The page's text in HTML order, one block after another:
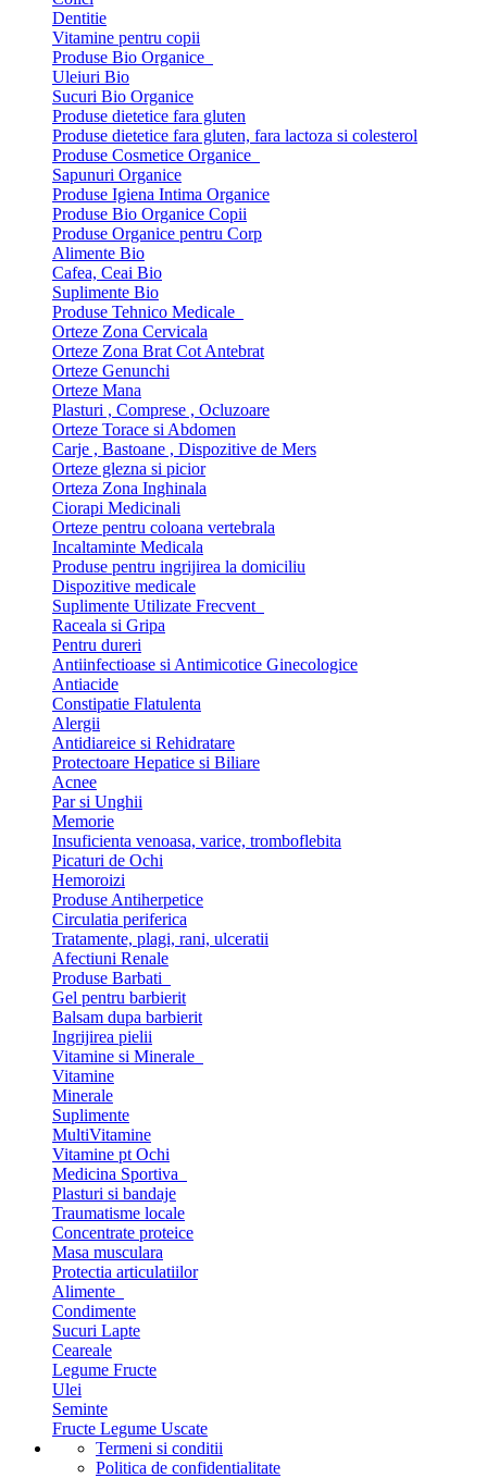
Dentitie
Vitamine pentru copii
Produse Bio Organice
Uleiuri Bio
Sucuri Bio Organice
Produse dietetice fara gluten
Produse dietetice fara gluten, fara lactoza si colesterol
Produse Cosmetice Organice
Sapunuri Organice
Produse Igiena Intima Organice
Produse Bio Organice Copii
Produse Organice pentru Corp
Alimente Bio
Cafea, Ceai Bio
Suplimente Bio
Produse Tehnico Medicale
Orteze Zona Cervicala
Orteze Zona Brat Cot Antebrat
Orteze Genunchi
Orteze Mana
Plasturi , Comprese , Ocluzoare
Orteze Torace si Abdomen
Carje , Bastoane , Dispozitive de Mers
Orteze glezna si picior
Orteza Zona Inghinala
Ciorapi Medicinali
Orteze pentru coloana vertebrala
Incaltaminte Medicala
Produse pentru ingrijirea la domiciliu
Dispozitive medicale
Suplimente Utilizate Frecvent
Raceala si Gripa
Pentru dureri
Antiinfectioase si Antimicotice Ginecologice
Antiacide
Constipatie Flatulenta
Alergii
Antidiareice si Rehidratare
Protectoare Hepatice si Biliare
Acnee
Par si Unghii
Memorie
Insuficienta venoasa, varice, tromboflebita
Picaturi de Ochi
Hemoroizi
Produse Antiherpetice
Circulatia periferica
Tratamente, plagi, rani, ulceratii
Afectiuni Renale
Produse Barbati
Gel pentru barbierit
Balsam dupa barbierit
Ingrijirea pielii
Vitamine si Minerale
Vitamine
Minerale
Suplimente
MultiVitamine
Vitamine pt Ochi
Medicina Sportiva
Plasturi si bandaje
Traumatisme locale
Concentrate proteice
Masa musculara
Protectia articulatiilor
Alimente
Condimente
Sucuri Lapte
Ceareale
Legume Fructe
Ulei
Seminte
Fructe Legume Uscate
Termeni si conditii
Politica de confidentialitate